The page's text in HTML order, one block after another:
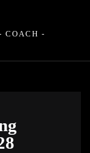
COACH -